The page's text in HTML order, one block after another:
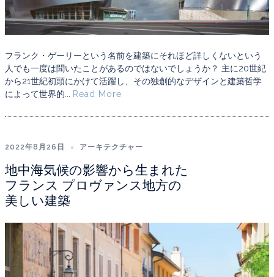
フランク・ゲーリーという名前を建築にそれほど詳しくないという
人でも一度は聞いたことがあるのではないでしょうか？ 主に20世紀
から21世紀初頭にかけて活躍し、その独創的なデザインと建築哲学
によって世界的...
Read More
2022年8月26日 アーキテクチャー
地中海気候の影響から生まれた
フランス プロヴァンス地方の
美しい建築